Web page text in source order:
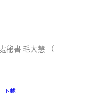
秘書 毛大慧 （
下載